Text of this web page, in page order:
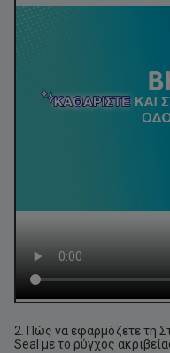
2. Πώς να εφαρμόζετε τη
Seal με το ρύγχος